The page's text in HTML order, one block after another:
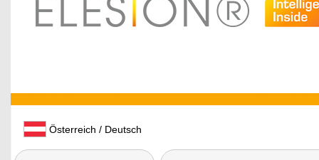
Österreich / Deutsch